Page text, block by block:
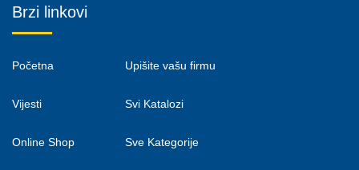
Brzi linkovi
Početna
Vijesti
Online Shop
Upišite vašu firmu
Svi Katalozi
Sve Kategorije